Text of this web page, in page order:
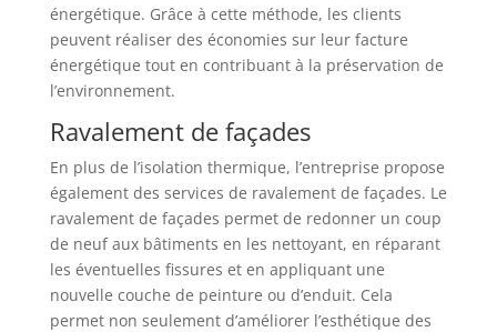
énergétique. Grâce à cette méthode, les clients
peuvent réaliser des économies sur leur facture
énergétique tout en contribuant à la préservation de
l’environnement.
Ravalement de façades
En plus de l’isolation thermique, l’entreprise propose
également des services de ravalement de façades. Le
ravalement de façades permet de redonner un coup
de neuf aux bâtiments en les nettoyant, en réparant
les éventuelles fissures et en appliquant une
nouvelle couche de peinture ou d’enduit. Cela
permet non seulement d’améliorer l’esthétique des